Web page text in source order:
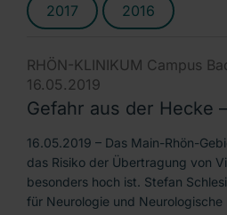
2017 2016
RHÖN-KLINIKUM Campus
16.05.2019
Gefahr aus der Hecke
16.05.2019 – Das Main-Rhön-
das Risiko der Übertragung von
besonders hoch ist. Stefan
für Neurologie und